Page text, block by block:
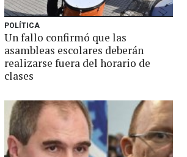
POLÍTICA
Un fallo confirmó que las
asambleas escolares deberán
realizarse fuera del horario de
clases